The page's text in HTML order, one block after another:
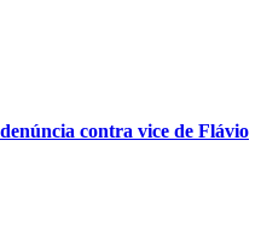
contra vice de Flávio